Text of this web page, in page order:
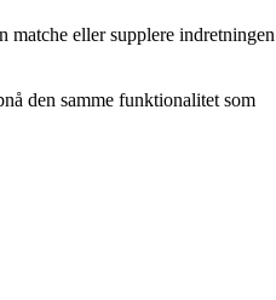
eller supplere indretningen
den samme funktionalitet som